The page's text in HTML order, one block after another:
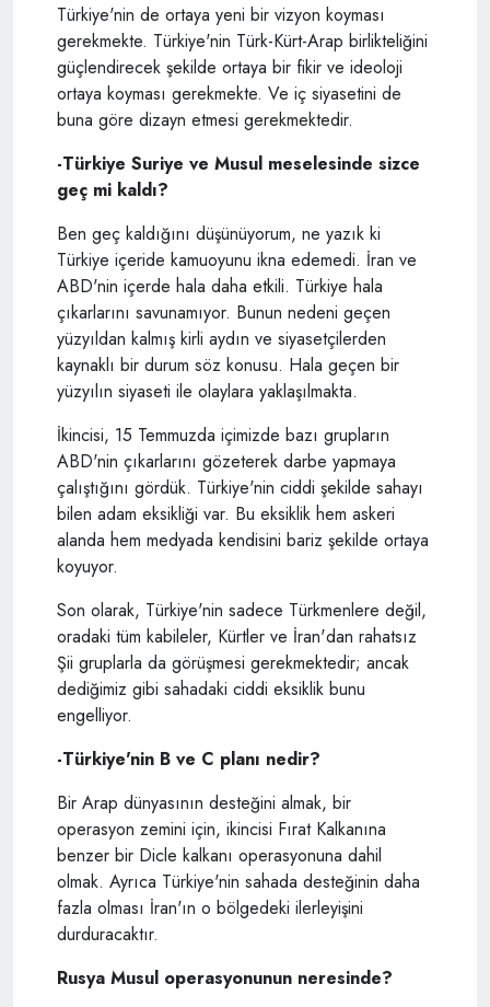
Türkiye'nin de ortaya yeni bir vizyon koyması
gerekmekte. Türkiye'nin Türk-Kürt-Arap birlikteliğini
güçlendirecek şekilde ortaya bir fikir ve ideoloji
ortaya koyması gerekmekte. Ve iç siyasetini de
buna göre dizayn etmesi gerekmektedir.
-Türkiye Suriye ve Musul meselesinde sizce
geç mi kaldı?
Ben geç kaldığını düşünüyorum, ne yazık ki
Türkiye içeride kamuoyunu ikna edemedi. İran ve
ABD'nin içerde hala daha etkili. Türkiye hala
çıkarlarını savunamıyor. Bunun nedeni geçen
yüzyıldan kalmış kirli aydın ve siyasetçilerden
kaynaklı bir durum söz konusu. Hala geçen bir
yüzyılın siyaseti ile olaylara yaklaşılmakta.
İkincisi, 15 Temmuzda içimizde bazı grupların
ABD'nin çıkarlarını gözeterek darbe yapmaya
çalıştığını gördük. Türkiye'nin ciddi şekilde sahayı
bilen adam eksikliği var. Bu eksiklik hem askeri
alanda hem medyada kendisini bariz şekilde ortaya
koyuyor.
Son olarak, Türkiye'nin sadece Türkmenlere değil,
oradaki tüm kabileler, Kürtler ve İran'dan rahatsız
Şii gruplarla da görüşmesi gerekmektedir; ancak
dediğimiz gibi sahadaki ciddi eksiklik bunu
engelliyor.
-Türkiye'nin B ve C planı nedir?
Bir Arap dünyasının desteğini almak, bir
operasyon zemini için, ikincisi Fırat Kalkanına
benzer bir Dicle kalkanı operasyonuna dahil
olmak. Ayrıca Türkiye'nin sahada desteğinin daha
fazla olması İran'ın o bölgedeki ilerleyişini
durduracaktır.
Rusya Musul operasyonunun neresinde?